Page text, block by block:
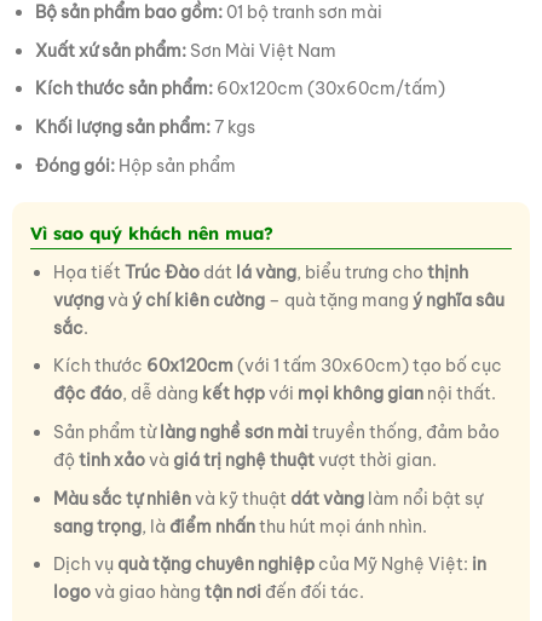
Bộ sản phẩm bao gồm:01 bộ tranh sơn mài
Xuất xứ sản phẩm:Sơn Mài Việt Nam
Kích thước sản phẩm:60x120cm (30x60cm/tấm)
Khối lượng sản phẩm:7 kgs
Đóng gói:Hộp sản phẩm
Vì sao quý khách nên mua?
Họa tiếtTrúc Đàodát lá vàng, biểu trưng cho thịnh
vượngvà ý chí kiên cường– quà tặng mang ý nghĩasâu
sắc.
Kích thước 60x120cm (với 1 tấm 30x60cm) tạo bố cục
độc đáo, dễ dàng kết hợpvới mọi không giannội thất.
Sản phẩm từlàng nghề sơn màitruyền thống, đảm bảo
độ tinh xảovà giá trị nghệ thuậtvượt thời gian.
Màu sắc tự nhiênvà kỹ thuật dát vànglàm nổi bật sự
sang trọng, là điểm nhấnthu hút mọi ánh nhìn.
Dịch vụ quà tặng chuyên nghiệpcủa Mỹ Nghệ Việt: in
logovà giao hàng tận nơiđến đối tác.